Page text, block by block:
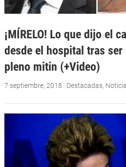
¡MÍRELO! Lo que dijo el
desde el hospital tras ser
pleno mitin (+Video)
7 septiembre, 2018 | Destacadas,